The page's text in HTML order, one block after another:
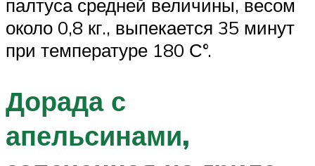
палтуса средней величины, весом
около 0,8 кг., выпекается 35 минут
при температуре 180 С°.
Дорада с
апельсинами,